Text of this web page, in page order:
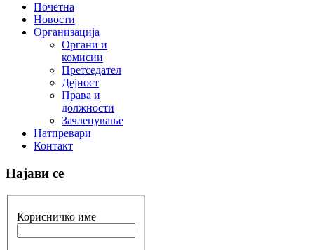
Почетна
Новости
Организација
Органи и
комисии
Претседател
Дејност
Права и
должности
Зачленување
Натпревари
Контакт
Најави се
Корисничко име